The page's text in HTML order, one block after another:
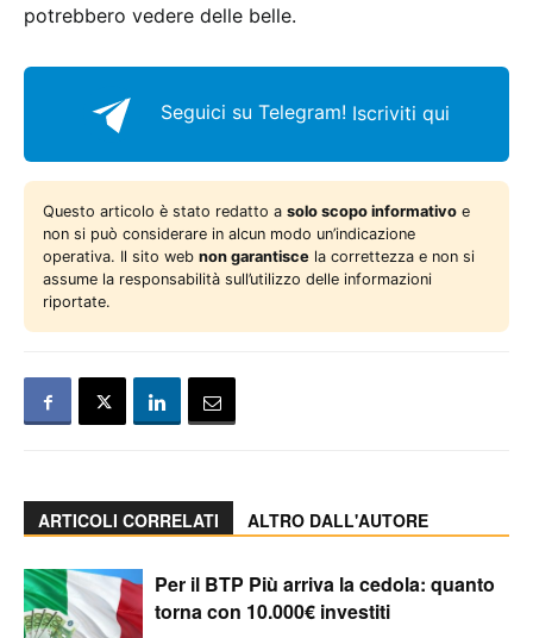
potrebbero vedere delle belle.
Seguici su Telegram! Iscriviti qui
Questo articolo è stato redatto a solo scopo informativo e
non si può considerare in alcun modo un’indicazione
operativa. Il sito web non garantisce la correttezza e non si
assume la responsabilità sull’utilizzo delle informazioni
riportate.
ARTICOLI CORRELATI ALTRO DALL'AUTORE
Per il BTP Più arriva la cedola: quanto
torna con 10.000€ investiti